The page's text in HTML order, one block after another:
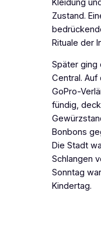
Kleidung
Zustand.
Rituale der
Später ging
Central. Auf
GoPro-
fündig,
Bonbons
Die Stadt
Schlangen
Sonntag war
Kindertag.